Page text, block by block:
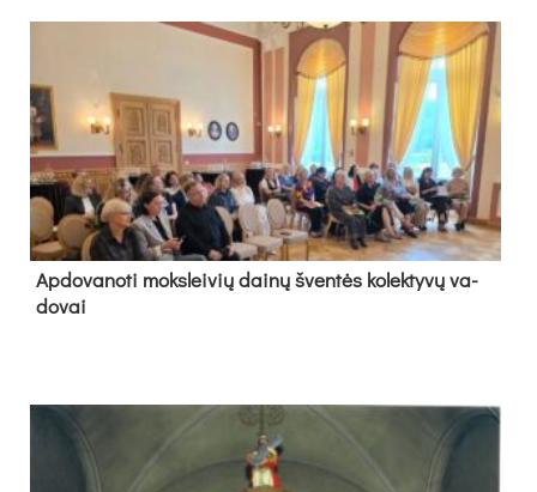
Ap­do­va­no­ti moks­lei­vių dai­nų šven­tės ko­lek­ty­vų va­
do­vai